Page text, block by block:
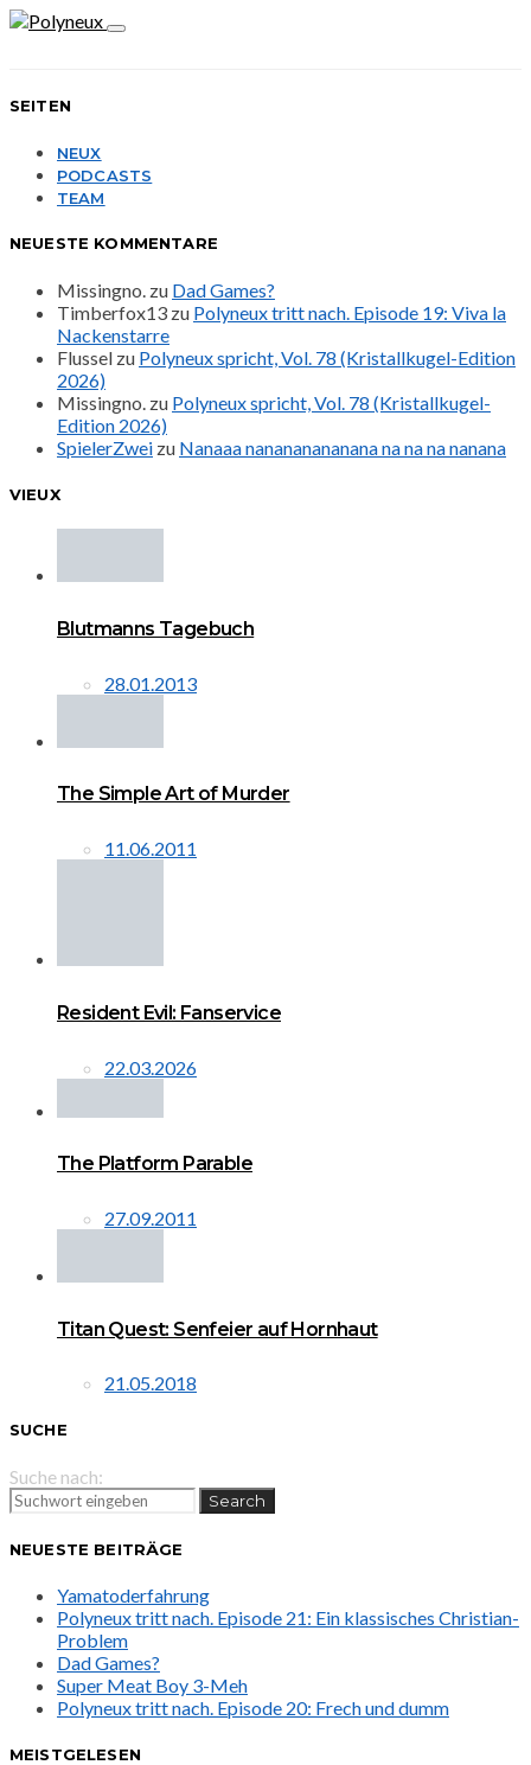
SEITEN
NEUX
PODCASTS
TEAM
NEUESTE KOMMENTARE
Missingno. zu Dad Games?
Timberfox13 zu Polyneux tritt nach. Episode 19: Viva la
Nackenstarre
Flussel zu Polyneux spricht, Vol. 78 (Kristallkugel-Edition
2026)
Missingno. zu Polyneux spricht, Vol. 78 (Kristallkugel-
Edition 2026)
SpielerZwei zu Nanaaa nanananananana na na na nanana
VIEUX
Blutmanns Tagebuch
28.01.2013
The Simple Art of Murder
11.06.2011
Resident Evil: Fanservice
22.03.2026
The Platform Parable
27.09.2011
Titan Quest: Senfeier auf Hornhaut
21.05.2018
SUCHE
Suche nach:
Search
NEUESTE BEITRÄGE
Yamatoderfahrung
Polyneux tritt nach. Episode 21: Ein klassisches Christian-
Problem
Dad Games?
Super Meat Boy 3-Meh
Polyneux tritt nach. Episode 20: Frech und dumm
MEISTGELESEN